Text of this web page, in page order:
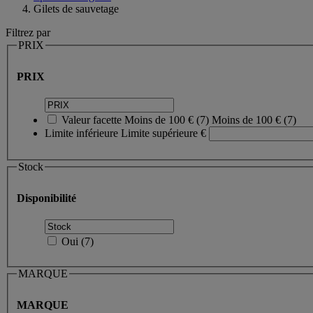
Gilets de sauvetage
Filtrez par
PRIX
PRIX
Valeur facette Moins de 100 € (7) Moins de 100 € (7)
Limite inférieure Limite supérieure €
Stock
Disponibilité
Oui (7)
MARQUE
MARQUE